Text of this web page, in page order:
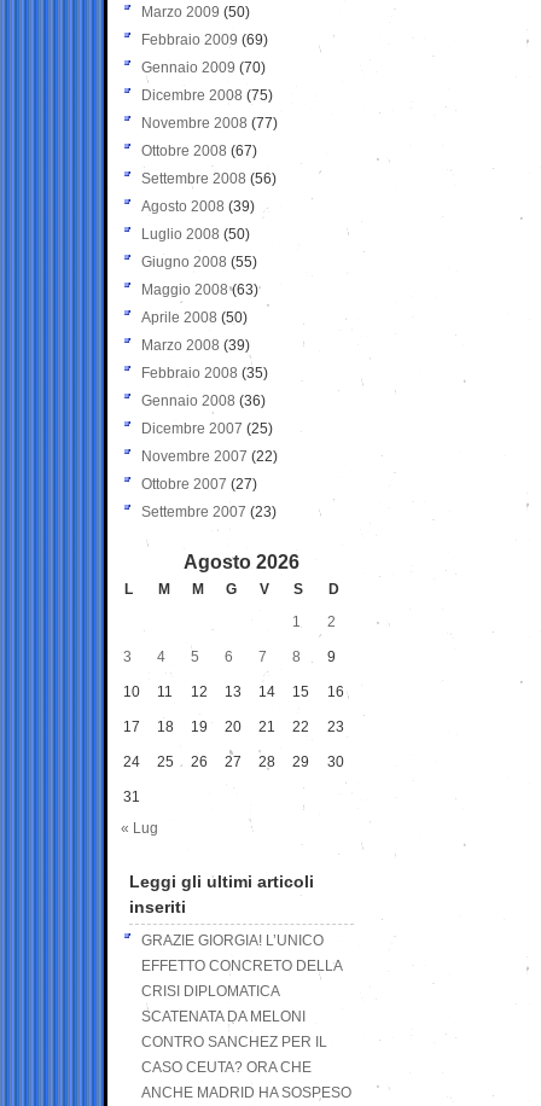
Marzo 2009 (50)
Febbraio 2009 (69)
Gennaio 2009 (70)
Dicembre 2008 (75)
Novembre 2008 (77)
Ottobre 2008 (67)
Settembre 2008 (56)
Agosto 2008 (39)
Luglio 2008 (50)
Giugno 2008 (55)
Maggio 2008(63)
Aprile 2008 (50)
Marzo 2008 (39)
Febbraio 2008 (35)
Gennaio 2008 (36)
Dicembre 2007 (25)
Novembre 2007 (22)
Ottobre 2007 (27)
Settembre 2007 (23)
Agosto 2026
L M M G V S
D
1
2
3 4 5 6 7 8 9
10 11 12 13 14 15 16
17 18 19 20 21 22 23
24 25 26 27 28 29 30
31
« Lug
Leggi gli ultimi articoli
inseriti
GRAZIE GIORGIA! L’UNICO
EFFETTO CONCRETO DELLA
CRISI DIPLOMATICA
SCATENATA DA MELONI
CONTRO SANCHEZ PER IL
CASO CEUTA? ORA CHE
ANCHE MADRID HA SOSPESO